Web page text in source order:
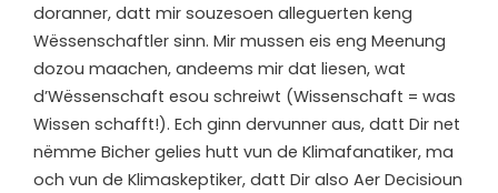
doranner, datt mir souzesoen alleguerten keng
Wëssenschaftler sinn. Mir mussen eis eng Meenung
dozou maachen, andeems mir dat liesen, wat
d’Wëssenschaft esou schreiwt (Wissenschaft = was
Wissen schafft!). Ech ginn dervunner aus, datt Dir net
nëmme Bicher gelies hutt vun de Klimafanatiker, ma
och vun de Klimaskeptiker, datt Dir also Aer Decisioun